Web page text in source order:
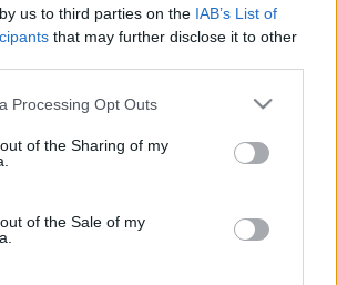
us to third parties on the IAB’s List of
that may further disclose it to other
website/app uses one or more Google
visit or usage behaviour. You may click to
to Google and its third-party tags to
specified purposes in below Google
Processing Opt Outs
of the Sharing of my
of the Sale of my
a Rákóczi-
június 22-én kelt magyar nyelvű
indiai tyúk esete, Kossuth-
szelleme